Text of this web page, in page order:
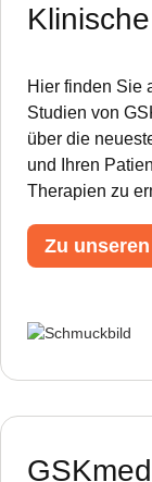
Hier finden Sie
Studien von
über die
und Ihren
Therapien zu
Zu